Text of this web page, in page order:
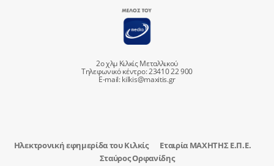
2ο χλμ Κιλκίς Μεταλλικού
Τηλεφωνικό κέντρο: 23410 22 900
E-mail:kilkis@maxitis.gr
Ηλεκτρονική εφημερίδα του Κιλκίς
Εταιρία ΜΑΧΗΤΗΣ Ε.Π.Ε.
Σταύρος Ορφανίδης